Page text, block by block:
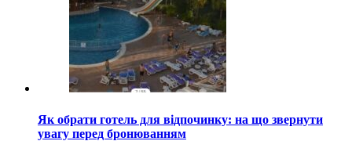
Як обрати готель для відпочинку: на що звернути
увагу перед бронюванням